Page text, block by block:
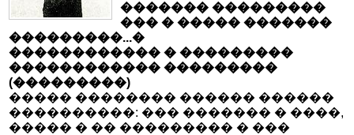
������� ���������
��� � ����� �������
���������...�
������������ � ���������
������������ ���������
(���������)
����� �������� ������ ������
����������: ��� ������� � ����,
����� � �� ��������� � ���